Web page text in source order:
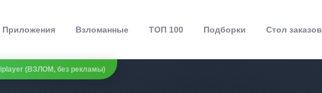
Приложения Взломанные ТОП 100 Подборки Стол заказов
(ВЗЛОМ, без рекламы)